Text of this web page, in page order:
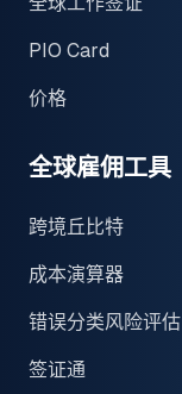
PIO Card
价格
全球雇佣工具
跨境丘比特
成本演算器
错误分类风险评估
签证通